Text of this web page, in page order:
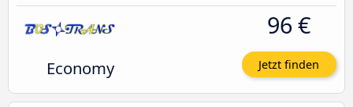
Economy
96 €
Jetzt finden